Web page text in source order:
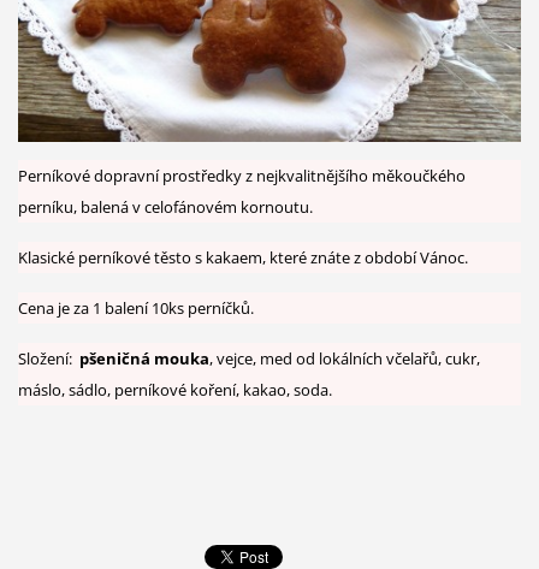
Perníkové dopravní prostředky z nejkvalitnějšího měkoučkého
perníku, balená v celofánovém kornoutu.
Klasické perníkové těsto s kakaem, které znáte z období Vánoc.
Cena je za 1 balení 10ks perníčků.
Složení: pšeničná mouka, vejce, med od lokálních včelařů, cukr,
máslo, sádlo, perníkové koření, kakao, soda.